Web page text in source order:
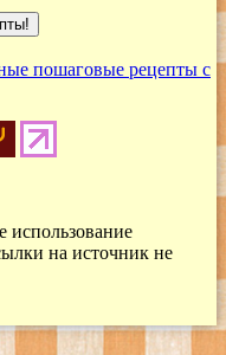
пошаговые рецепты с
использование
на источник не